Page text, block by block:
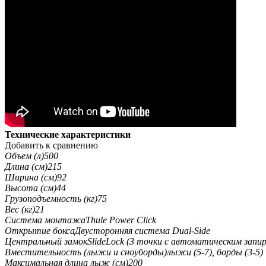
Технические характеристики
Добавить к сравнению
Объем (л)500
Длина (см)215
Ширина (см)92
Высота (см)44
Грузоподъемность (кг)75
Вес (кг)21
Система монтажаThule Power Click
Открытие боксаДвусторонняя система Dual-Side
Центральный замокSlideLock (3 точки с автоматическим
Вместительность (лыжи и сноуборды)лыжи (5-7), борды (3-5)
Максимальная длина лыж (см)200